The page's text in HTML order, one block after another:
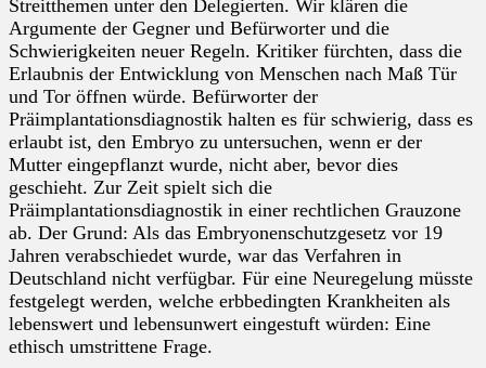
Streitthemen unter den Delegierten. Wir klären die
Argumente der Gegner und Befürworter und die
Schwierigkeiten neuer Regeln. Kritiker fürchten, dass die
Erlaubnis der Entwicklung von Menschen nach Maß Tür
und Tor öffnen würde. Befürworter der
Präimplantationsdiagnostik halten es für schwierig, dass es
erlaubt ist, den Embryo zu untersuchen, wenn er der
Mutter eingepflanzt wurde, nicht aber, bevor dies
geschieht. Zur Zeit spielt sich die
Präimplantationsdiagnostik in einer rechtlichen Grauzone
ab. Der Grund: Als das Embryonenschutzgesetz vor 19
Jahren verabschiedet wurde, war das Verfahren in
Deutschland nicht verfügbar. Für eine Neuregelung müsste
festgelegt werden, welche erbbedingten Krankheiten als
lebenswert und lebensunwert eingestuft würden: Eine
ethisch umstrittene Frage.